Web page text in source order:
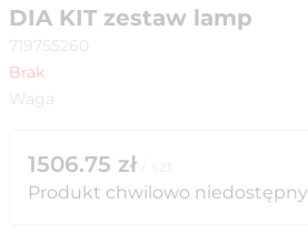
DIA KIT zestaw lamp
719755260
Brak
Waga
1506.75 zł
Produkt chwilowo niedostępny